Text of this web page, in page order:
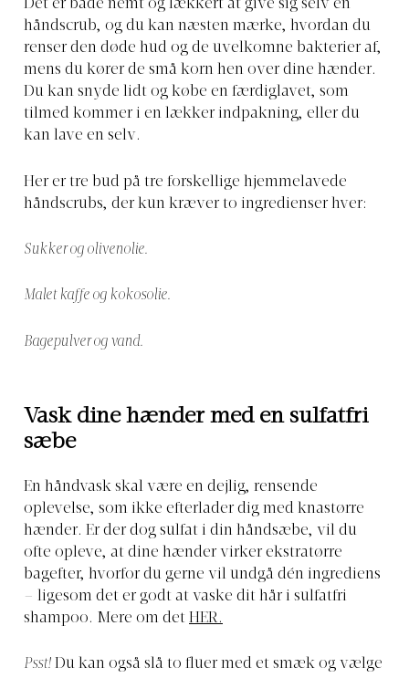
Det er både nemt og lækkert at give sig selv en
håndscrub, og du kan næsten mærke, hvordan du
renser den døde hud og de uvelkomne bakterier af,
mens du kører de små korn hen over dine hænder.
Du kan snyde lidt og købe en færdiglavet, som
tilmed kommer i en lækker indpakning, eller du
kan lave en selv.
Her er tre bud på tre forskellige hjemmelavede
håndscrubs, der kun kræver to ingredienser hver:
Sukker og olivenolie.
Malet kaffe og kokosolie.
Bagepulver og vand.
Vask dine hænder med en sulfatfri
sæbe
En håndvask skal være en dejlig, rensende
oplevelse, som ikke efterlader dig med knastørre
hænder. Er der dog sulfat i din håndsæbe, vil du
ofte opleve, at dine hænder virker ekstratørre
bagefter, hvorfor du gerne vil undgå dén ingrediens
– ligesom det er godt at vaske dit hår i sulfatfri
shampoo. Mere om det HER.
Psst! Du kan også slå to fluer med et smæk og vælge